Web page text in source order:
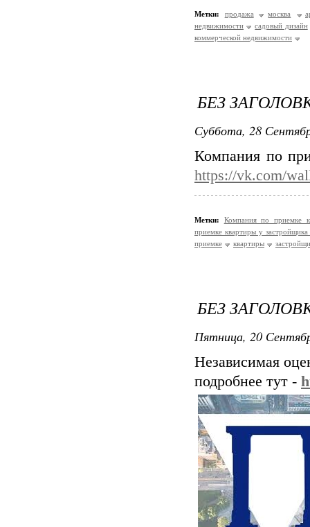
Метки: продажа москва
недвижимости
садовый дизайн
коммерческой недвижимости
БЕЗ
Суббота, 28
Компания по
https://vk.com/
Метки:
Компания по приемке
приемке квартиры у
приемке
квартиры
БЕЗ
Пятница, 20
Независимая
подробнее тут -